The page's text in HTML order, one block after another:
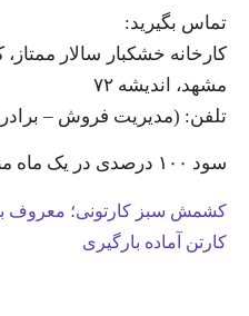
تماس بگیرید:
کارخانه خشکبار سالار
مشهد، اندیشه ۷۲
تلفن: (مدیریت فروش –
سود ۱۰۰ درصدی در یک ماه منتظر شماست.
کارتن آماده بارگیری